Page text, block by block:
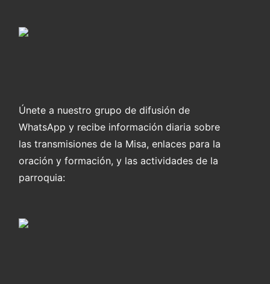
Únete a nuestro grupo de difusión de
WhatsApp y recibe información diaria sobre
las transmisiones de la Misa, enlaces para la
oración y formación, y las actividades de la
parroquia: